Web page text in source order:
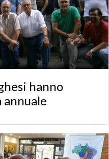
hanno
annuale